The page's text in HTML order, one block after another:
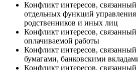
Конфликт интересов,
отдельных функций
родственников и иных лиц
Конфликт интересов,
оплачиваемой работы
Конфликт интересов,
бумагами, банковскими
Конфликт интересов,